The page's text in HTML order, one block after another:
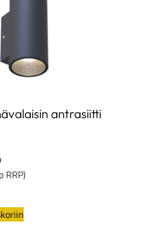
antrasiitti
RRP)